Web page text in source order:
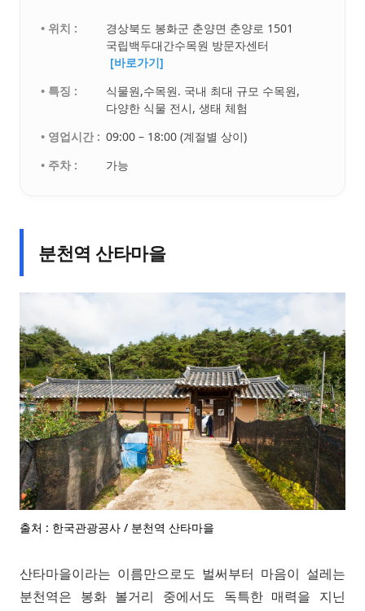
• 위치 :
경상북도 봉화군 춘양면 춘양로 1501
국립백두대간수목원 방문자센터
[바로가기]
• 특징 :
식물원,수목원. 국내 최대 규모 수목원,
다양한 식물 전시, 생태 체험
• 영업시간 : 09:00 – 18:00 (계절별 상이)
• 주차 :
가능
분천역 산타마을
출처 : 한국관광공사 / 분천역 산타마을
산타마을이라는 이름만으로도 벌써부터 마음이 설레는
분천역은 봉화 볼거리 중에서도 독특한 매력을 지닌